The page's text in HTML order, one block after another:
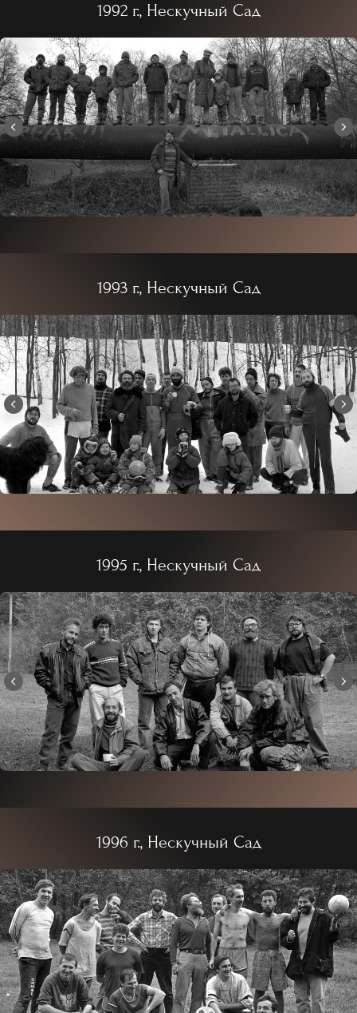
1992 г., Нескучный Сад
1993 г., Нескучный Сад
1995 г., Нескучный Сад
1996 г., Нескучный Сад